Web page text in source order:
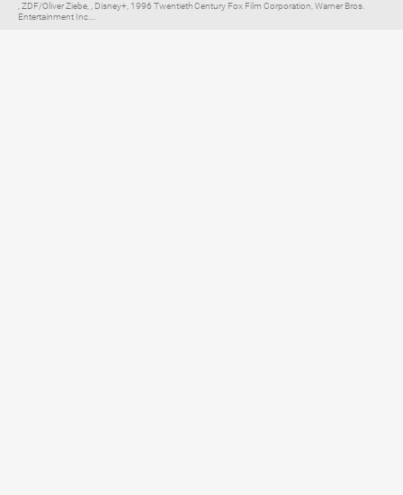
, ZDF/Oliver Ziebe, , Disney+, 1996 Twentieth Century Fox Film Corporation, Warner Bros.
Entertainment Inc....